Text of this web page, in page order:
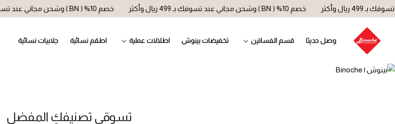
خصم 10% ( BN ) وشحن مجاني عند تسوقك بـ 499 ريال وأكثر خصم 10% ( BN ) وشحن مجاني عند تسوقك بـ 499 ريال وأكثر
وصل حديثا قسم الفساتين تخفيضات بينوش اطلالات عملية اطقم نسائية جلابيات نسائية
تسوقي تصنيفكِ المفضل